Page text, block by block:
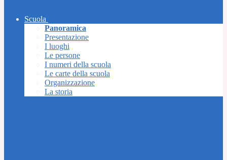
Scuola
Panoramica
Presentazione
I luoghi
Le persone
I numeri della scuola
Le carte della scuola
Organizzazione
La storia